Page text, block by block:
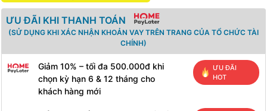
ƯU ĐÃI KHI THANH TOÁN
(SỬ DỤNG KHI XÁC NHẬN KHOẢN VAY TRÊN TRANG CỦA TỔ CHỨC TÀI
CHÍNH)
Giảm 10% – tối đa 500.000đ khi
chọn kỳ hạn 6 & 12 tháng cho
khách hàng mới
ƯU ĐÃI
HOT